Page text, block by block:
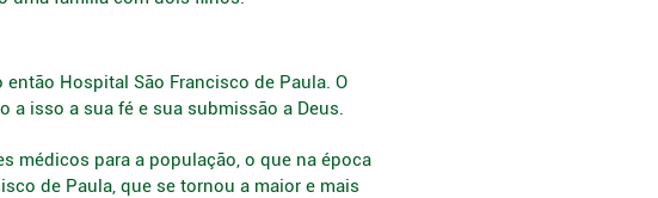
Hospital São Francisco de Paula. O
a isso a sua fé e sua submissão a Deus.
médicos para a população, o que na época
de Paula, que se tornou a maior e mais